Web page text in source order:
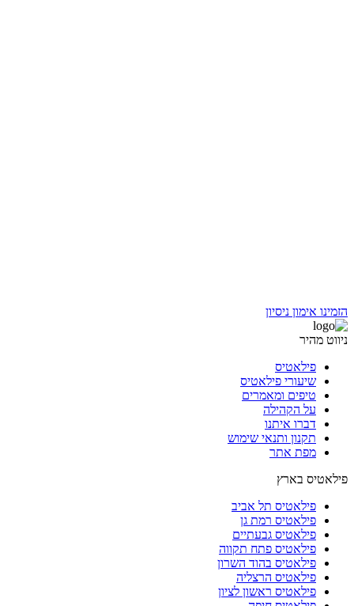
הזמינו אימון ניסיון
ניווט מהיר
פילאטיס
שיעורי פילאטיס
טיפים ומאמרים
על הקהילה
דברו איתנו
תקנון ותנאי שימוש
מפת אתר
פילאטיס בארץ
פילאטיס תל אביב
פילאטיס רמת גן
פילאטיס גבעתיים
פילאטיס פתח תקווה
פילאטיס בהוד השרון
פילאטיס הרצליה
פילאטיס ראשון לציון